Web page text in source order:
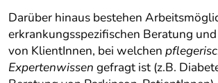
Darüber hinaus bestehen
erkrankungsspezifischen Beratung
von KlientInnen, bei welchen
Expertenwissen gefragt ist (z.B.